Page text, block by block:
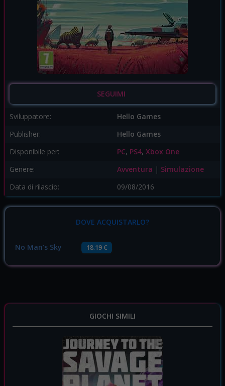
SEGUIMI
Sviluppatore:
Hello Games
Publisher:
Hello Games
Disponibile per:
PC, PS4, Xbox One
Genere:
Avventura | Simulazione
Data di rilascio:
09/08/2016
DOVE ACQUISTARLO?
No Man's Sky 18.19 €
GIOCHI SIMILI